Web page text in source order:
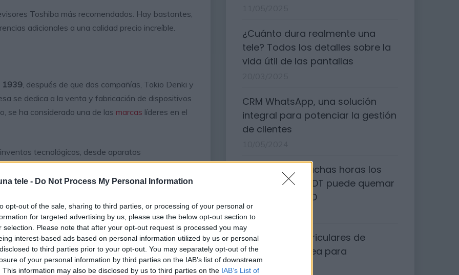
tele - Do Not Process My Personal Information
opt-out of the sale, sharing to third parties, or processing of your personal or
for targeted advertising by us, please use the below opt-out section to
selection. Please note that after your opt-out request is processed you may
interest-based ads based on personal information utilized by us or personal
to third parties prior to your opt-out. You may separately opt-out of the
of your personal information by third parties on the IAB’s list of downstream
This information may also be disclosed by us to third parties on the IAB’s List of
Toshiba más recomendados. Hay bastantes,
adicionales a una calidad precio increíble.
1939 , después de que dos compañías, Tokio Denki y
se dedica a la venta y fabricación de dispositivos
se ha considerado una de las marcas líderes en el
tecnológicos, desde aparatos
compañía fue pionera en importantes
de Japón, los primeros transmisores de televisión;
lavadoras eléctricas, refrigeradores, los hornos
¿Cuánto dura realmente una
tele? Todos los detalles sobre la
vida útil de las pantallas
CRM WhatsApp, una solución
integral para potenciar la gestión
de clientes
Ver durante muchas horas los
canales de la TDT puede quemar
tu televisor OLED
11/03/2024
Los mejores auriculares de
conducción ósea para
deportistas